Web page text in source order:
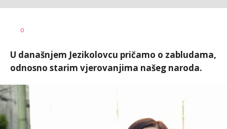
AUTOR
0
U današnjem Jezikolovcu pričamo o zabludama,
odnosno starim vjerovanjima našeg naroda.